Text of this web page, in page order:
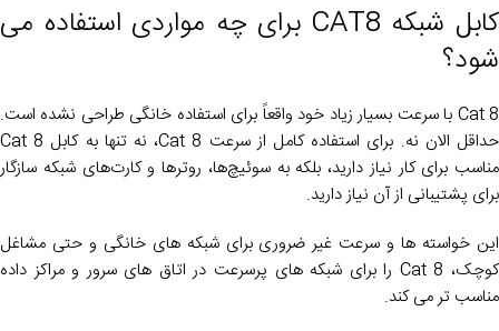
کابل شبکه CAT8 برای چه مواردی استفاده می
شود؟
Cat 8 با سرعت بسیار زیاد خود واقعاً برای استفاده خانگی طراحی نشده است.
حداقل الان نه. برای استفاده کامل از سرعت Cat 8، نه تنها به کابل Cat 8
مناسب برای کار نیاز دارید، بلکه به سوئیچ‌ها، روترها و کارت‌های شبکه سازگار
برای پشتیبانی از آن نیاز دارید.
این خواسته ها و سرعت غیر ضروری برای شبکه های خانگی و حتی مشاغل
کوچک، Cat 8 را برای شبکه های پرسرعت در اتاق های سرور و مراکز داده
مناسب تر می کند.